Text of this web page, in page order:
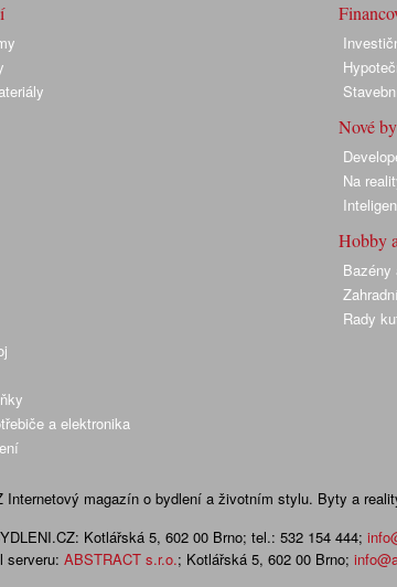
a elektronika
Nové
Na
Hobby
Bazény
Rady
Internetový magazín o bydlení a životním stylu. Byty a
Kotlářská 5, 602 00 Brno; tel.: 532 154 444;
serveru: ABSTRACT s.r.o.; Kotlářská 5, 602 00 Brno;